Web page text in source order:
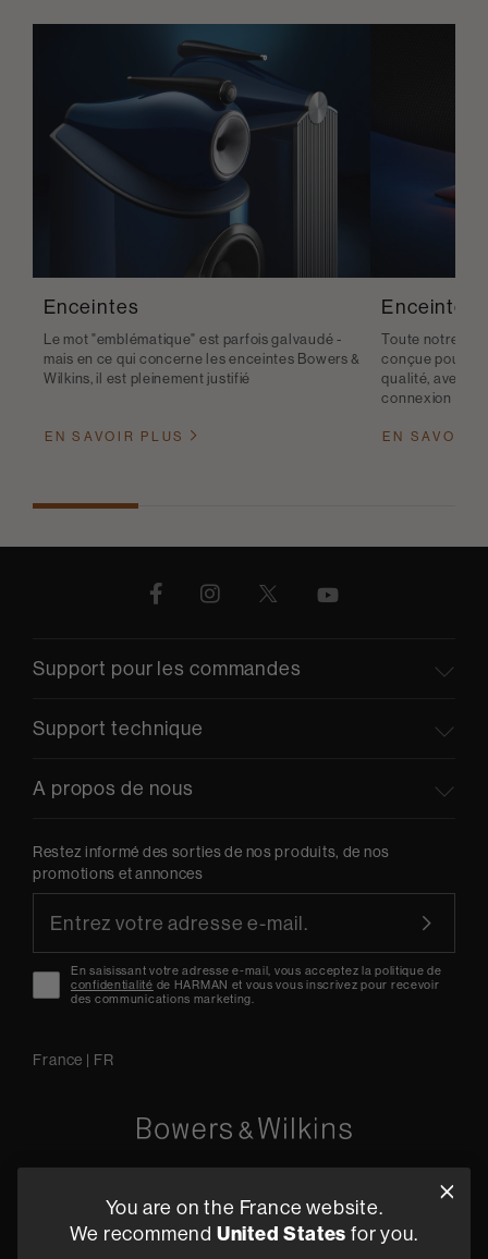
Enceintes
Le mot "emblématique" est parfois galvaudé -
mais en ce qui concerne les enceintes Bowers &
Wilkins, il est pleinement justifié
EN SAVOIR PLUS
Enceintes
Toute notre
conçue pour
qualité, avec la
connexion
EN SAVOIR
Support pour les commandes
Support technique
A propos de nous
Restez informé des sorties de nos produits, de nos
promotions et annonces
En saisissant votre adresse e-mail, vous acceptez la politique de
confidentialité de HARMAN et vous vous inscrivez pour recevoir
des communications marketing.
France | FR
+33 (1) 89 54 63 64
You are on the France website.
We recommend United States for you.